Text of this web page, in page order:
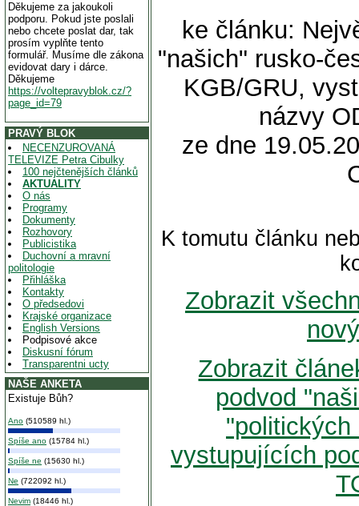
Děkujeme za jakoukoli
podporu. Pokud jste poslali
nebo chcete poslat dar, tak
prosím vyplňte tento
formulář. Musíme dle zákona
evidovat dary i dárce.
Děkujeme
https://voltepravyblok.cz/?
page_id=79
PRAVÝ BLOK
NECENZUROVANÁ
TELEVIZE Petra Cibulky
100 nejčtenějších článků
AKTUALITY
O nás
Programy
Dokumenty
Rozhovory
Publicistika
Duchovní a mravní
politologie
Přihláška
Kontakty
O předsedovi
Krajské organizace
English Versions
Podpisové akce
Diskusní fórum
Transparentni ucty
NAŠE ANKETA
Existuje Bůh?
Ano (510589 hl.)
Spíše ano (15784 hl.)
Spíše ne (15630 hl.)
Ne (722092 hl.)
Nevim (18446 hl.)
ke článku:
"našich" rusko-
KGB/GRU,
názvy
ze dne
K tomutu článku
Zobrazit
Zobrazit
podvod
"politických
vystupujících